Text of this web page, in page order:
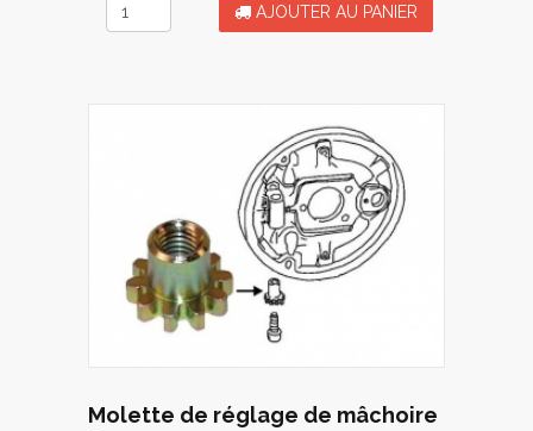
AJOUTER AU PANIER
Molette de réglage de mâchoire